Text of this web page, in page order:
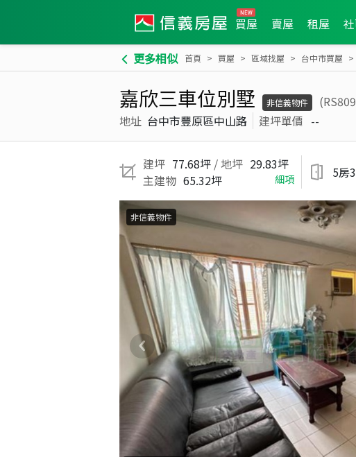
買屋 賣屋 租屋
更多相似 首頁 買屋 區域找屋 台中市買屋
嘉欣三車位別墅 非信義物件
地址 台中市豐原區中山路 建坪單價 --
建坪 77.68坪 / 地坪 29.83坪
主建物 65.32坪 細項 5房
非信義物件